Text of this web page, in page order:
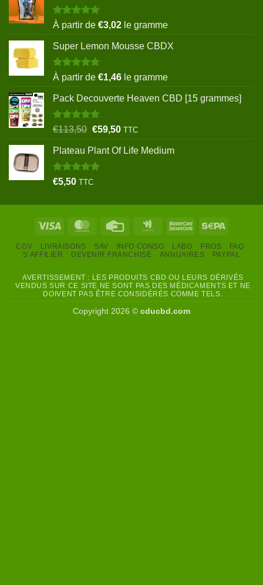
Note5.00
sur 5
À partir de €3,02 le gramme
Super Lemon Mousse CBDX
Note5.00
sur 5
À partir de €1,46 le gramme
Pack Decouverte Heaven CBD [15 grammes]
Note5.00
€113,50 Le
initial
était :
€113,50.
€59,50Le
actuel
TTC
Plateau Plant Of Life Medium
Note5.00
€5,50 TTC
Visa MasterCardCredit
Google
MasterCard
CGV LIVRAISONS SAV INFO CONSO LABO PROS
FAQ
S’AFFILIER
DEVENIR FRANCHISÉ ANNUAIRES PAYPAL
AVERTISSEMENT : LES PRODUITS CBD OU LEURS DÉRIVÉS
VENDUS SUR CE SITE NE SONT PAS DES MÉDICAMENTS ET NE
DOIVENT PAS ÊTRE CONSIDÉRÉS COMME TELS.
Copyright 2026 © cducbd.com